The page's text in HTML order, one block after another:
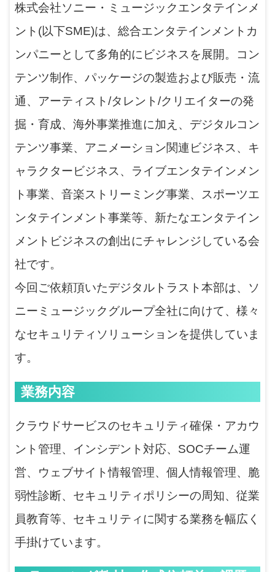
株式会社ソニー・ミュージックエンタテインメ
ント(以下SME)は、総合エンタテインメントカ
ンパニーとして多角的にビジネスを展開。コン
テンツ制作、パッケージの製造および販売・流
通、アーティスト/タレント/クリエイターの発
掘・育成、海外事業推進に加え、デジタルコン
テンツ事業、アニメーション関連ビジネス、キ
ャラクタービジネス、ライブエンタテインメン
ト事業、音楽ストリーミング事業、スポーツエ
ンタテインメント事業等、新たなエンタテイン
メントビジネスの創出にチャレンジしている会
社です。
今回ご依頼頂いたデジタルトラスト本部は、ソ
ニーミュージックグループ全社に向けて、様々
なセキュリティソリューションを提供していま
す。
業務内容
クラウドサービスのセキュリティ確保・アカウ
ント管理、インシデント対応、SOCチーム運
営、ウェブサイト情報管理、個人情報管理、脆
弱性診断、セキュリティポリシーの周知、従業
員教育等、セキュリティに関する業務を幅広く
手掛けています。